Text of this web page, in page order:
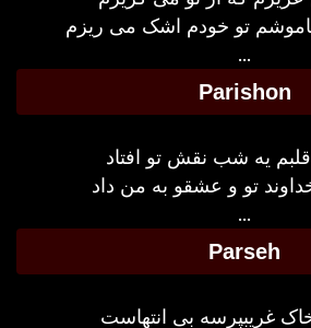
تو خودم اشک می ریزم
...
Parishon
قلبم یه شب نقش تو افتاد
تو و عشقو به من داد
...
Parseh
غریبپرسه بی انتهاست